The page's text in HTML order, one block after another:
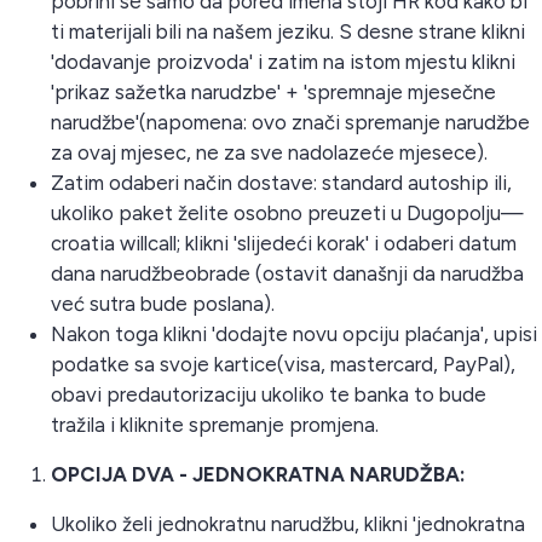
ti materijali bili na našem jeziku. S desne strane klikni
'dodavanje proizvoda' i zatim na istom mjestu klikni
'prikaz sažetka narudzbe' + 'spremnaje mjesečne
narudžbe'(napomena: ovo znači spremanje narudžbe
za ovaj mjesec, ne za sve nadolazeće mjesece).
Zatim odaberi način dostave: standard autoship ili,
ukoliko paket želite osobno preuzeti u Dugopolju—
croatia willcall; klikni 'slijedeći korak' i odaberi datum
dana narudžbeobrade (ostavit današnji da narudžba
već sutra bude poslana).
Nakon toga klikni 'dodajte novu opciju plaćanja', upisi
podatke sa svoje kartice(visa, mastercard, PayPal),
obavi predautorizaciju ukoliko te banka to bude
tražila i kliknite spremanje promjena.
OPCIJA DVA - JEDNOKRATNA NARUDŽBA:
Ukoliko želi jednokratnu narudžbu, klikni 'jednokratna